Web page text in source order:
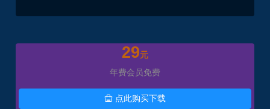
29元
年费会员免费
 点此购买下载